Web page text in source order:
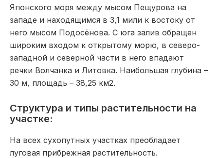
Японского моря между мысом Пещурова на
западе и находящимся в 3,1 мили к востоку от
него мысом Подосёнова. С юга залив обращен
широким входом к открытому морю, в северо-
западной и северной части в него впадают
речки Волчанка и Литовка. Наибольшая глубина –
30 м, площадь – 38,25 км2.
Структура и типы растительности на
участке:
На всех сухопутных участках преобладает
луговая прибрежная растительность.